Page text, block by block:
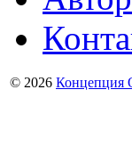
© 2026 Концепция